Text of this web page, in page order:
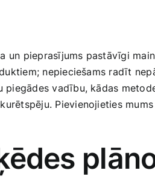
un pieprasījums pastāvīgi‌
nepieciešams radīt
vadību, kādas
Pievienojieties